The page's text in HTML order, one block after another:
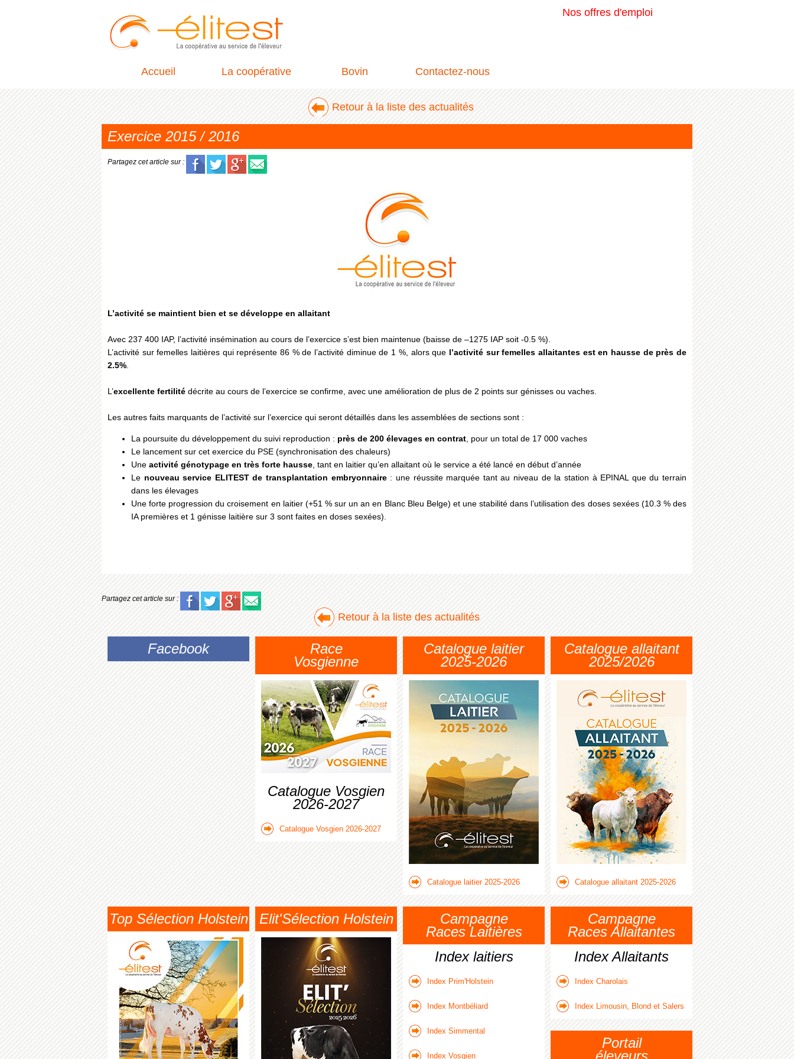
Nos offres d'emploi
Accueil La coopérative Bovin Contactez-nous
Retour à la liste des actualités
Exercice 2015 / 2016
Partagez cet article sur :
L’activité se maintient bien et se développe en allaitant
Avec 237 400 IAP, l’activité insémination au cours de l’exercice s’est bien maintenue (baisse de –1275 IAP soit -0.5 %).
L’activité sur femelles laitières qui représente 86 % de l’activité diminue de 1 %, alors que l’activité sur femelles allaitantes est en hausse de près de
2.5%
L’excellente fertilité décrite au cours de l’exercice se confirme, avec une amélioration de plus de 2 points sur génisses ou vaches.
Les autres faits marquants de l’activité sur l’exercice qui seront détaillés dans les assemblées de sections sont :
La poursuite du développement du suivi reproduction : près de 200 élevages en contrat , pour un total de 17 000 vaches
Le lancement sur cet exercice du PSE (synchronisation des chaleurs)
Une activité génotypage en très forte hausse , tant en laitier qu’en allaitant où le service a été lancé en début d’année
Le nouveau service ELITEST de transplantation embryonnaire: une réussite marquée tant au niveau de la station à EPINAL que du terrain
dans les élevages
Une forte progression du croisement en laitier (+51 % sur un an en Blanc Bleu Belge) et une stabilité dans l’utilisation des doses sexées (10.3 % des
IA premières et 1 génisse laitière sur 3 sont faites en doses sexées).
Partagez cet article sur :
Retour à la liste des actualités
Facebook
Race
Vosgienne
Catalogue Vosgien
2026-2027
Catalogue Vosgien 2026-2027
Catalogue laitier
2025-2026
Catalogue laitier 2025-2026
Catalogue allaitant
2025/2026
Catalogue allaitant 2025-2026
Top Sélection Holstein Elit'Sélection Holstein
Campagne
Races Laitières
Index laitiers
Index Prim'Holstein
Index Montbéliard
Index Simmental
Index Vosgien
Campagne
Races Allaitantes
Index Allaitants
Index Charolais
Index Limousin, Blond et Salers
Portail
éleveurs